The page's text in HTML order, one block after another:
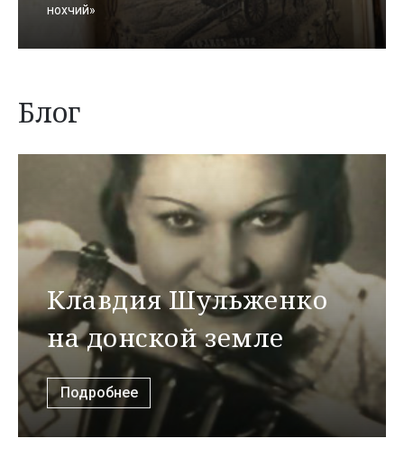
нохчий»
Блог
Клавдия Шульженко
на донской земле
Подробнее